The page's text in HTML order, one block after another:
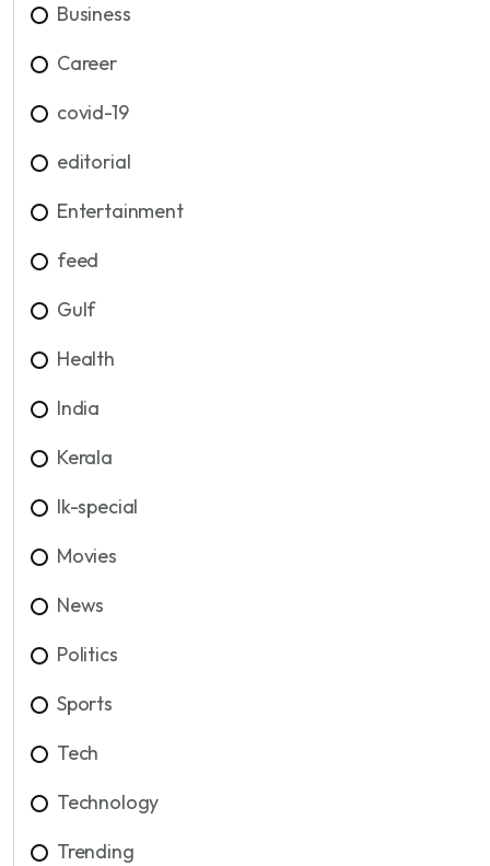
Business
Career
covid-19
editorial
Entertainment
feed
Gulf
Health
India
Kerala
lk-special
Movies
News
Politics
Sports
Tech
Technology
Trending